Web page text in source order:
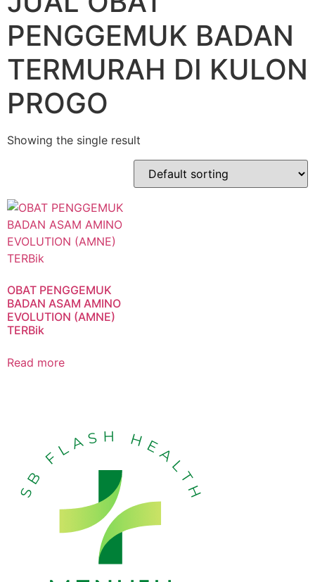
PENGGEMUK BADAN
TERMURAH DI KULON
PROGO
Showing the single result
OBAT PENGGEMUK
BADAN ASAM AMINO
EVOLUTION (AMNE)
TERBik
Read more